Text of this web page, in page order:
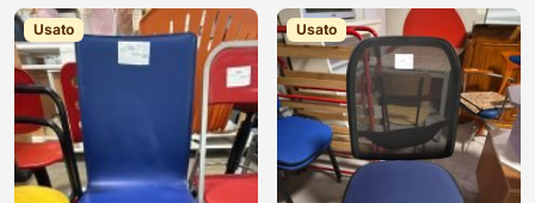
Usato Usato